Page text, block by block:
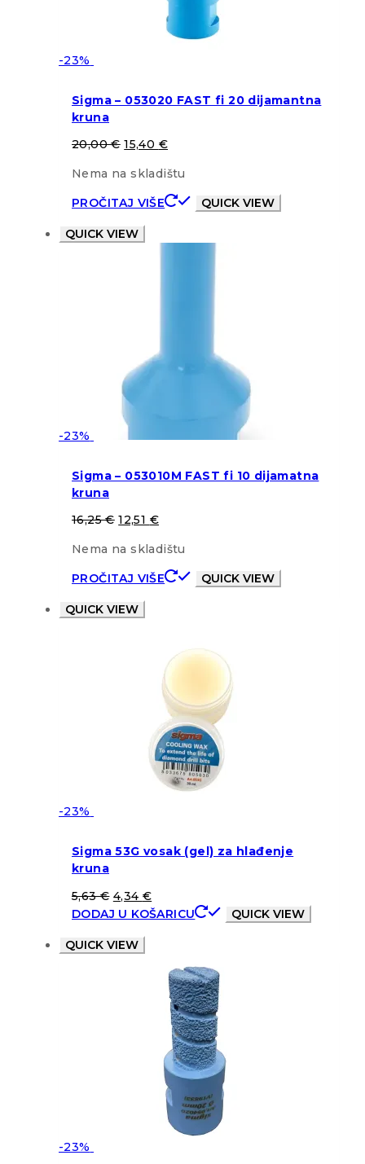
-23%
Sigma – 053020 FAST fi 20 dijamantna
kruna
20,00€ 15,40 €
Nema na skladištu
PROČITAJ VIŠE
QUICK VIEW
QUICK VIEW
-23%
Sigma – 053010M FAST fi 10 dijamatna
kruna
16,25€ 12,51 €
Nema na skladištu
PROČITAJ VIŠE
QUICK VIEW
QUICK VIEW
-23%
Sigma 53G vosak (gel) za hlađenje
kruna
5,63€ 4,34 €
DODAJ U KOŠARICU
QUICK VIEW
QUICK VIEW
-23%